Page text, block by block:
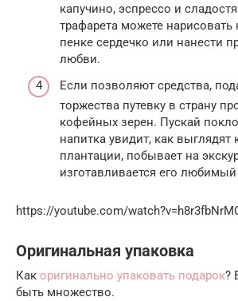
капучино, эспрессо и
трафарета можете
пенке сердечко или нанести
любви.
Если позволяют средства,
торжества путевку в страну
кофейных зерен. Пускай
напитка увидит, как
плантации, побывает на
изготавливается его
https://youtube.com/
Оригинальная упаковка
Как оригинально упаковать подарок?
быть множество.